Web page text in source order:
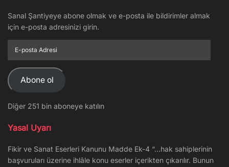
Sanal Şantiyeye abone olmak ve e-posta ile bildirimler almak
için e-posta adresinizi girin.
posta
Adresi
Abone ol
Diğer 251 bin aboneye katılın
Yasal Uyarı
Fikir ve Sanat Eserleri Kanunu Madde Ek-4 “…hak sahiplerinin
başvuruları üzerine ihlâle konu eserler içerikten çıkarılır. Bunun